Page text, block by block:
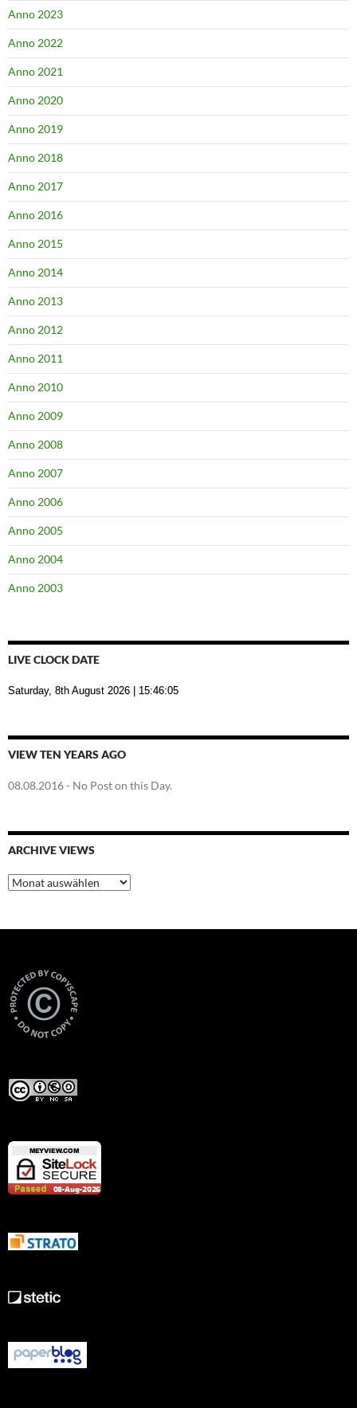
Anno 2023
Anno 2022
Anno 2021
Anno 2020
Anno 2019
Anno 2018
Anno 2017
Anno 2016
Anno 2015
Anno 2014
Anno 2013
Anno 2012
Anno 2011
Anno 2010
Anno 2009
Anno 2008
Anno 2007
Anno 2006
Anno 2005
Anno 2004
Anno 2003
LIVE CLOCK DATE
Saturday, 8th August 2026 | 15:46:06
VIEW TEN YEARS AGO
08.08.2016- No Post on this Day.
ARCHIVE VIEWS
Archive
Views